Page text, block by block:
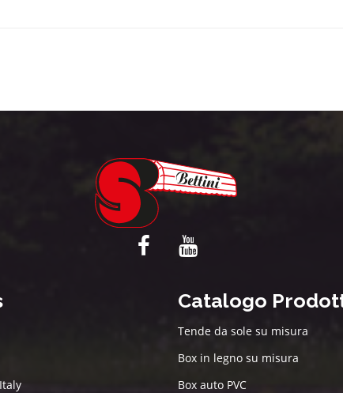
Catalogo
Tende da sole su misura
Box in legno su misura
Box auto PVC